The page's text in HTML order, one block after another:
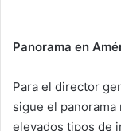
Panorama en
Para el director
sigue el
elevados tipos de